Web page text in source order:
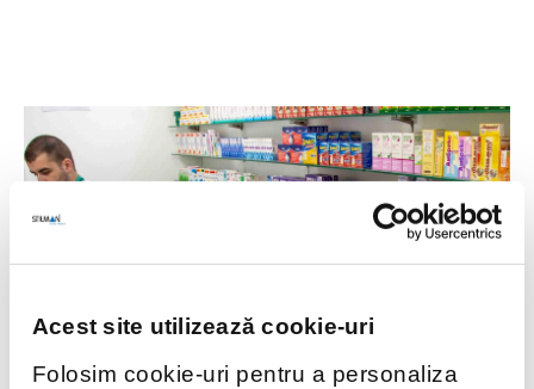
Acest site utilizează cookie-uri
Folosim cookie-uri pentru a personaliza